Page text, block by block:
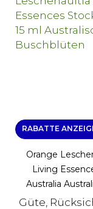
RABATTE
Orange
Living
Australia
Güte,